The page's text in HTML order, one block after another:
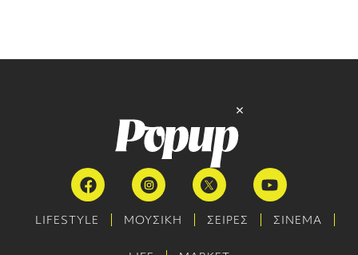
LIFESTYLE ΜΟΥΣΙΚΗ ΣΕΙΡΕΣ ΣΙΝΕΜΑ